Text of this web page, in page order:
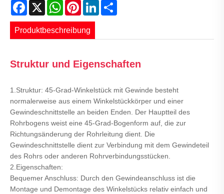
Facebook
X WhatsApp
PinterestLinkedIn
Produktbeschreibung
Struktur und Eigenschaften
1.Struktur: 45-Grad-Winkelstück mit Gewinde besteht
normalerweise aus einem Winkelstückkörper und einer
Gewindeschnittstelle an beiden Enden. Der Hauptteil des
Rohrbogens weist eine 45-Grad-Bogenform auf, die zur
Richtungsänderung der Rohrleitung dient. Die
Gewindeschnittstelle dient zur Verbindung mit dem Gewindeteil
des Rohrs oder anderen Rohrverbindungsstücken.
2.Eigenschaften:
Bequemer Anschluss: Durch den Gewindeanschluss ist die
Montage und Demontage des Winkelstücks relativ einfach und